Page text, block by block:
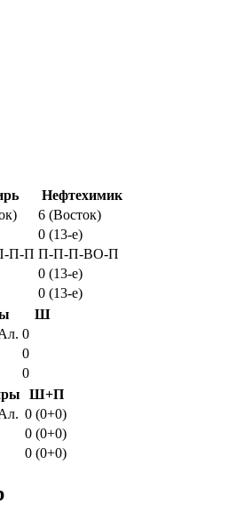
Нефтехимик
6 (Восток)
0 (13-e)
П-П П-П-П-ВО-П
0 (13-e)
0 (13-e)
Ш
0
0
0
Ш+П
0 (0+0)
0 (0+0)
0 (0+0)